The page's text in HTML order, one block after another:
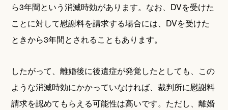
ら3年間という消滅時効があります。なお、DVを受けた
ことに対して慰謝料を請求する場合には、DVを受けた
ときから3年間とされることもあります。
したがって、離婚後に後遺症が発覚したとしても、この
ような消滅時効にかかっていなければ、裁判所に慰謝料
請求を認めてもらえる可能性は高いです。ただし、離婚